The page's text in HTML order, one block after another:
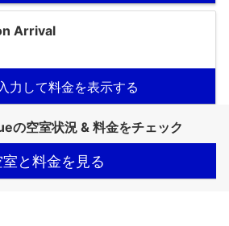
Arrival
力して料金を表示する
空室状況 & 料金をチェック
室と料金を見る